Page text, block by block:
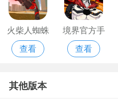
火柴人蜘蛛
侠英雄2
查看
境界官方手
游
查看
其他版本